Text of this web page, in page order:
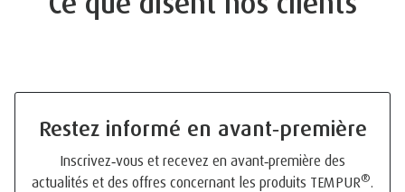
Restez informé en avant‑première
Inscrivez‑vous et recevez en avant‑première des
actualités et des offres concernant les produits TEMPUR®.